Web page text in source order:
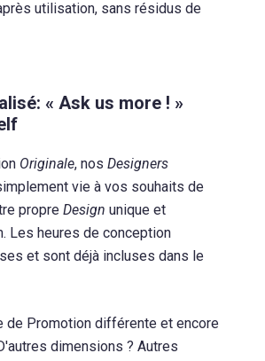
utilisation, sans résidus de
« Ask us more ! »
Originale, nos Designers
vie à vos souhaits de
propre Design unique et
Les heures de conception
et sont déjà incluses dans le
de Promotion différente et encore
dimensions ? Autres